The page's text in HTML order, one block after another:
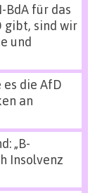
BdA für das
gibt, sind wir
und
es die AfD
an
„B-
Insolvenz